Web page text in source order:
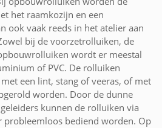
het raamkozijn en een
ook vaak reeds in het atelier aan
bij de voorzetrolluiken, de
wordt er meestal
of PVC. De rolluiken
een lint, stang of veeras, of met
worden. Door de dunne
kunnen de rolluiken via
bediend worden. Op